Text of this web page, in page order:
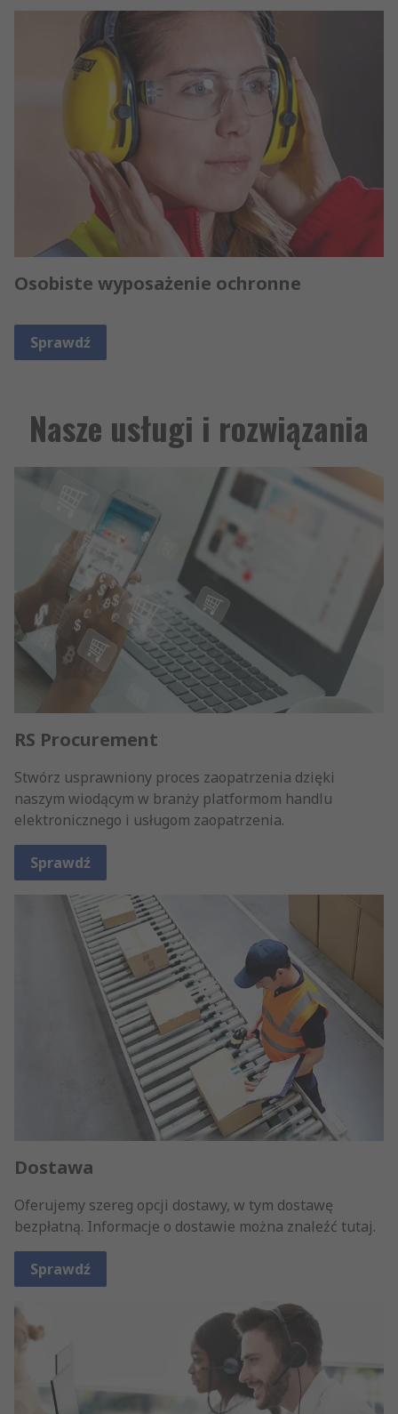
Osobiste wyposażenie ochronne
Sprawdź
Nasze usługi i rozwiązania
RS Procurement
Stwórz usprawniony proces zaopatrzenia dzięki
naszym wiodącym w branży platformom handlu
elektronicznego i usługom zaopatrzenia.
Sprawdź
Dostawa
Oferujemy szereg opcji dostawy, w tym dostawę
bezpłatną. Informacje o dostawie można znaleźć tutaj.
Sprawdź